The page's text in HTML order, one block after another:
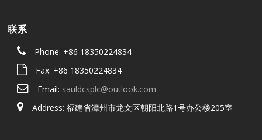
联系
Phone: +86 18350224834
Fax: +86 18350224834
Email: sauldcsplc@outlook.com
Address: 福建省漳州市龙文区朝阳北路1号办公楼205室